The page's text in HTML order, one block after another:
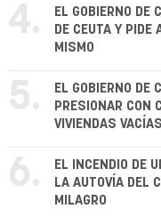
4.
EL GOBIERNO DE
DE CEUTA Y PIDE
MISMO
5.
EL GOBIERNO DE
PRESIONAR CON
VIVIENDAS
6.
EL INCENDIO DE
LA AUTOVÍA DEL
MILAGRO